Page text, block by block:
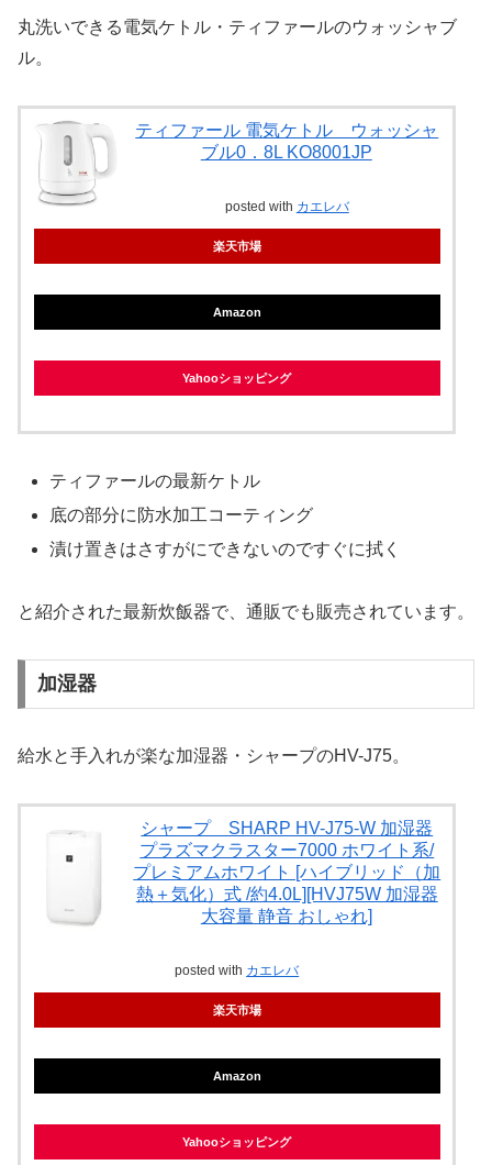
丸洗いできる電気ケトル・ティファールのウォッシャブ
ル。
ティファール 電気ケトル ウォッシャ
ブル0．8L KO8001JP
posted with カエレバ
楽天市場
Amazon
Yahooショッピング
ティファールの最新ケトル
底の部分に防水加工コーティング
漬け置きはさすがにできないのですぐに拭く
と紹介された最新炊飯器で、通販でも販売されています。
加湿器
給水と手入れが楽な加湿器・シャープのHV-J75。
シャープ SHARP HV-J75-W 加湿器
プラズマクラスター7000 ホワイト系/
プレミアムホワイト [ハイブリッド（加
熱＋気化）式 /約4.0L][HVJ75W 加湿器
大容量 静音 おしゃれ]
posted with カエレバ
楽天市場
Amazon
Yahooショッピング